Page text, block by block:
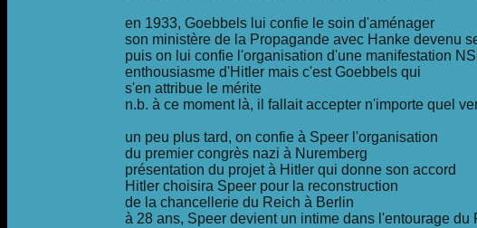
en 1933, Goebbels lui confie le soin d'aménager
son ministère de la Propagande avec Hanke devenu
puis on lui confie l'organisation d'une manifestation
enthousiasme d'Hitler mais c'est Goebbels qui
s'en attribue le mérite
n.b. à ce moment là, il fallait accepter n'importe quel
un peu plus tard, on confie à Speer l'organisation
du premier congrès nazi à Nuremberg
présentation du projet à Hitler qui donne son accord
Hitler choisira Speer pour la reconstruction
de la chancellerie du Reich à Berlin
à 28 ans, Speer devient un intime dans l'entourage du